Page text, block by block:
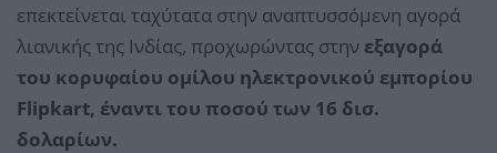
επεκτείνεται ταχύτατα στην αναπτυσσόμενη αγορά
λιανικής της Ινδίας, προχωρώντας στην εξαγορά
του κορυφαίου ομίλου ηλεκτρονικού εμπορίου
Flipkart, έναντι του ποσού των 16 δισ.
δολαρίων.